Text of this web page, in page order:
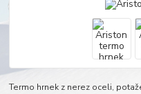
Termo hrnek z nerez oceli,